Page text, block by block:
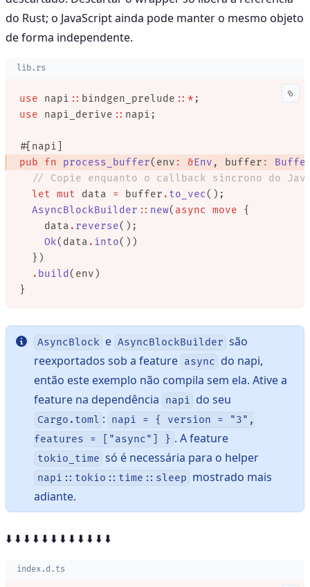
do Rust; o JavaScript ainda pode manter o mesmo objeto
de forma independente.
lib.rs
use napi :: bindgen_prelude ::* ;
use napi_derive :: napi;
#[napi]
pub fn process_buffer(env : &Env , buffer :
// Copie enquanto o callback síncrono do
  let
mut data = buffer . to_vec();
  AsyncBlockBuilder
:: new( async move {
    data
. reverse();
    Ok
(data . into())
  })
  .
build (env)
}
AsyncBlock e AsyncBlockBuilder são
reexportados sob a feature async do napi,
então este exemplo não compila sem ela. Ative a
feature na dependência
napi do seu
Cargo.toml :
napi = { version = "3",
features = ["async"] } . A feature
tokio_time só é necessária para o helper
napi::tokio::time::sleep mostrado mais
adiante.
⬇️ ⬇️ ⬇️ ⬇️ ⬇️ ⬇️ ⬇️ ⬇️ ⬇️ ⬇️ ⬇️ ⬇️
index.d.ts